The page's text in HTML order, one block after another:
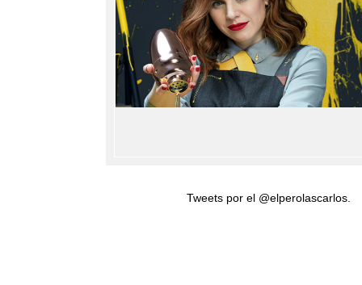
Tweets por el @elperolascarlos.